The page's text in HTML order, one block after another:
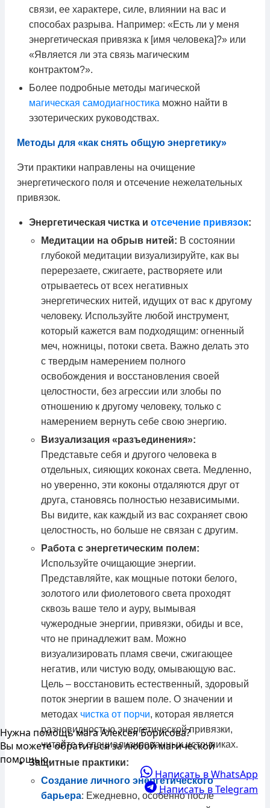
Нужна помощь мага Алексея Борисова?
Вы можете обратиться за любой магической
помощью.
Написать в WhatsApp
Написать в Telegram
связи, ее характере, силе, влиянии на вас и
способах разрыва. Например: «Есть ли у меня
энергетическая привязка к [имя человека]?» или
«Является ли эта связь магическим
контрактом?».
Более подробные методы магической
магическая самодиагностика можно найти в
эзотерических руководствах.
Методы для «как снять общую энергетику»
Эти практики направлены на очищение
энергетического поля и отсечение нежелательных
привязок.
Энергетическая чистка и отсечение привязок:
Медитации на обрыв нитей: В состоянии
глубокой медитации визуализируйте, как вы
перерезаете, сжигаете, растворяете или
отрываетесь от всех негативных
энергетических нитей, идущих от вас к другому
человеку. Используйте любой инструмент,
который кажется вам подходящим: огненный
меч, ножницы, потоки света. Важно делать это
с твердым намерением полного
освобождения и восстановления своей
целостности, без агрессии или злобы по
отношению к другому человеку, только с
намерением вернуть себе свою энергию.
Визуализация «разъединения»:
Представьте себя и другого человека в
отдельных, сияющих коконах света. Медленно,
но уверенно, эти коконы отдаляются друг от
друга, становясь полностью независимыми.
Вы видите, как каждый из вас сохраняет свою
целостность, но больше не связан с другим.
Работа с энергетическим полем:
Используйте очищающие энергии.
Представляйте, как мощные потоки белого,
золотого или фиолетового света проходят
сквозь ваше тело и ауру, вымывая
чужеродные энергии, привязки, обиды и все,
что не принадлежит вам. Можно
визуализировать пламя свечи, сжигающее
негатив, или чистую воду, омывающую вас.
Цель – восстановить естественный, здоровый
поток энергии в вашем поле. О значении и
методах чистка от порчи, которая является
разновидностью энергетической привязки,
читайте в специализированных источниках.
Защитные практики:
Создание личного энергетического
барьера: Ежедневно, особенно после